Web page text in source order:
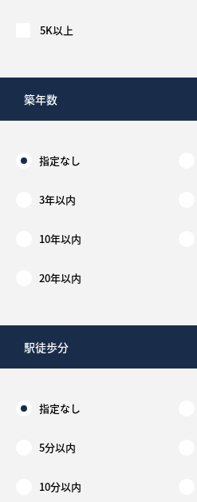
5K以上
築年数
指定なし
3年以内
10年以内
20年以内
駅徒歩分
指定なし
5分以内
10分以内